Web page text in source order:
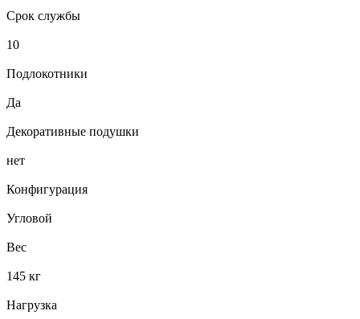
Срок службы
10
Подлокотники
Да
Декоративные подушки
нет
Конфигурация
Угловой
Вес
145 кг
Нагрузка